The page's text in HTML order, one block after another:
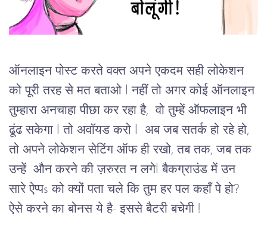
ऑनलाइन पोस्ट करते वक्त अपने एकदम सही लोकेशन
को पूरी तरह से मत बताओ l नहीं तो अगर कोई ऑनलाइन
तुम्हारा अनचाहा पीछा कर रहा है,  वो तुम्हें ऑफलाइन भी
ढूंढ सकेगा l तो अवॉयड करो l  अब जब सतर्क हो रहे हो,
तो अपने लोकेशन सेटिंग ऑफ ही रखो, तब तक, जब तक
उन्हें  औन करने की ज़रुरत न लगेl बैकग्राउंड में उन
सारे ऐप्पs को क्यों पता चले कि तुम हर पल कहाँ पे हो?
ऐसे करने का बोनस ये है- इससे बैटरी बचेगी !